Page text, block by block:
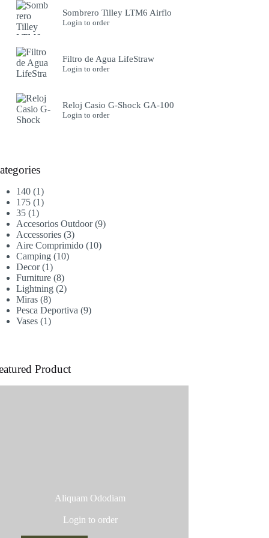
Sombrero Tilley LTM6 Airflo
Login to order
Filtro de Agua LifeStraw
Login to order
Reloj Casio G-Shock GA-100
Login to order
140 11
producto
175 11
35 11
producto
Accesorios Outdoor 99
Accessories 33
productos
Aire Comprimido 1010
Camping 1010
Decor 11
producto
Furniture 88
productos
Lightning 22
Miras 88
productos
Pesca Deportiva 99
Vases 11
Product
Aliquam Ododiam
Login to order